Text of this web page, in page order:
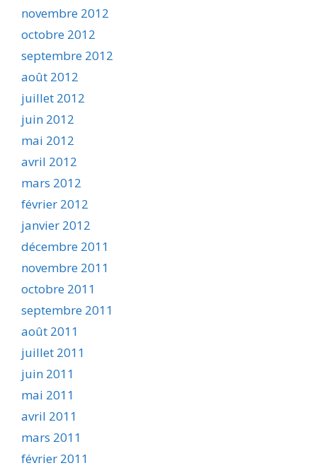
novembre 2012
octobre 2012
septembre 2012
août 2012
juillet 2012
juin 2012
mai 2012
avril 2012
mars 2012
février 2012
janvier 2012
décembre 2011
novembre 2011
octobre 2011
septembre 2011
août 2011
juillet 2011
juin 2011
mai 2011
avril 2011
mars 2011
février 2011